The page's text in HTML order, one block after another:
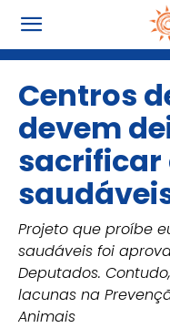
Centros
devem
sacrificar
Projeto que proíbe
saudáveis foi
Deputados.
lacunas na
Animais